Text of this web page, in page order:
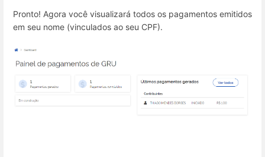
Pronto! Agora você visualizará todos os pagamentos emitidos
em seu nome (vinculados ao seu CPF).